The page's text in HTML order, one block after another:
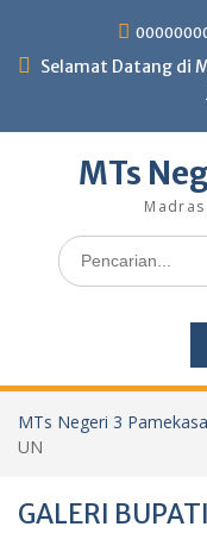
contentSelamat Datang di
MTs
Search
for:
MTs Negeri 3
UN
GALERI